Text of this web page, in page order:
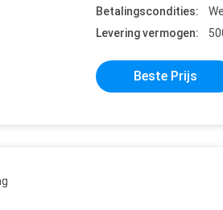
Betalingscondities:
Levering vermogen:
Beste Prijs